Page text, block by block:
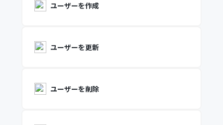
ユーザーを作成
ユーザーを更新
ユーザーを削除